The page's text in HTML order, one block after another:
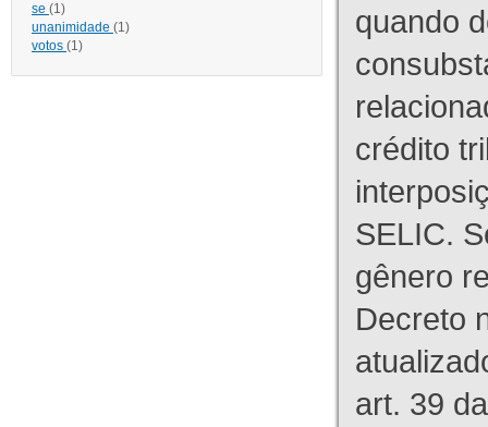
se (1)
unanimidade (1)
votos (1)
quando
crédito
SELIC.
gênero
Decreto
art. 39